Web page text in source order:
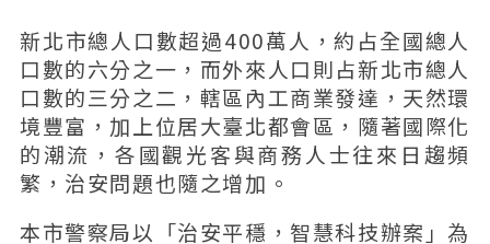
新北市總人口數超過400萬人，約占全國總人
口數的六分之一，而外來人口則占新北市總人
口數的三分之二，轄區內工商業發達，天然環
境豐富，加上位居大臺北都會區，隨著國際化
的潮流，各國觀光客與商務人士往來日趨頻
繁，治安問題也隨之增加。
本市警察局以「治安平穩，智慧科技辦案」為